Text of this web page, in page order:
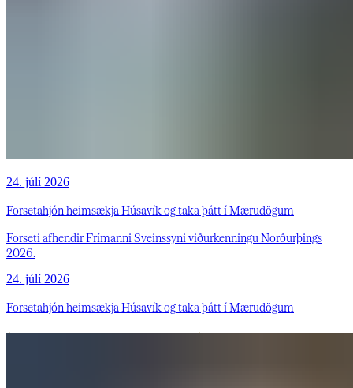
24. júlí 2026
Forsetahjón heimsækja Húsavík og taka þátt í Mærudögum
Forseti afhendir Frímanni Sveinssyni viðurkenningu Norðurþings
2026.
24. júlí 2026
Forsetahjón heimsækja Húsavík og taka þátt í Mærudögum